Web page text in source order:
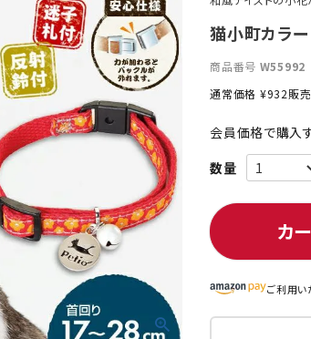
防虫用品
替え・交換パーツ
服・ウェア
投げて遊ぶ
夜のお散歩
まとめ買いでオトク！！
猫小町カラ
商品番号 W55992
通常価格 ¥932販
会員価格で購入
カ
ご利用い